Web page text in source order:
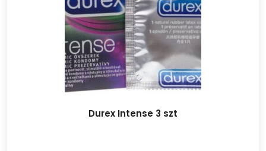
Durex Intense 3 szt